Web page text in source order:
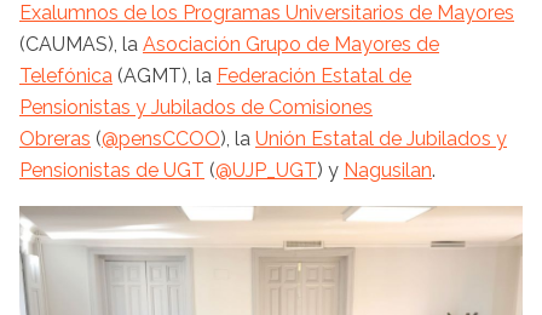
Exalumnos de los Programas Universitarios de Mayores
(CAUMAS), la Asociación Grupo de Mayores de
Telefónica (AGMT), la Federación Estatal de
Pensionistas y Jubilados de Comisiones
Obreras (@pensCCOO), la Unión Estatal de Jubilados y
Pensionistas de UGT (@UJP_UGT) y Nagusilan.